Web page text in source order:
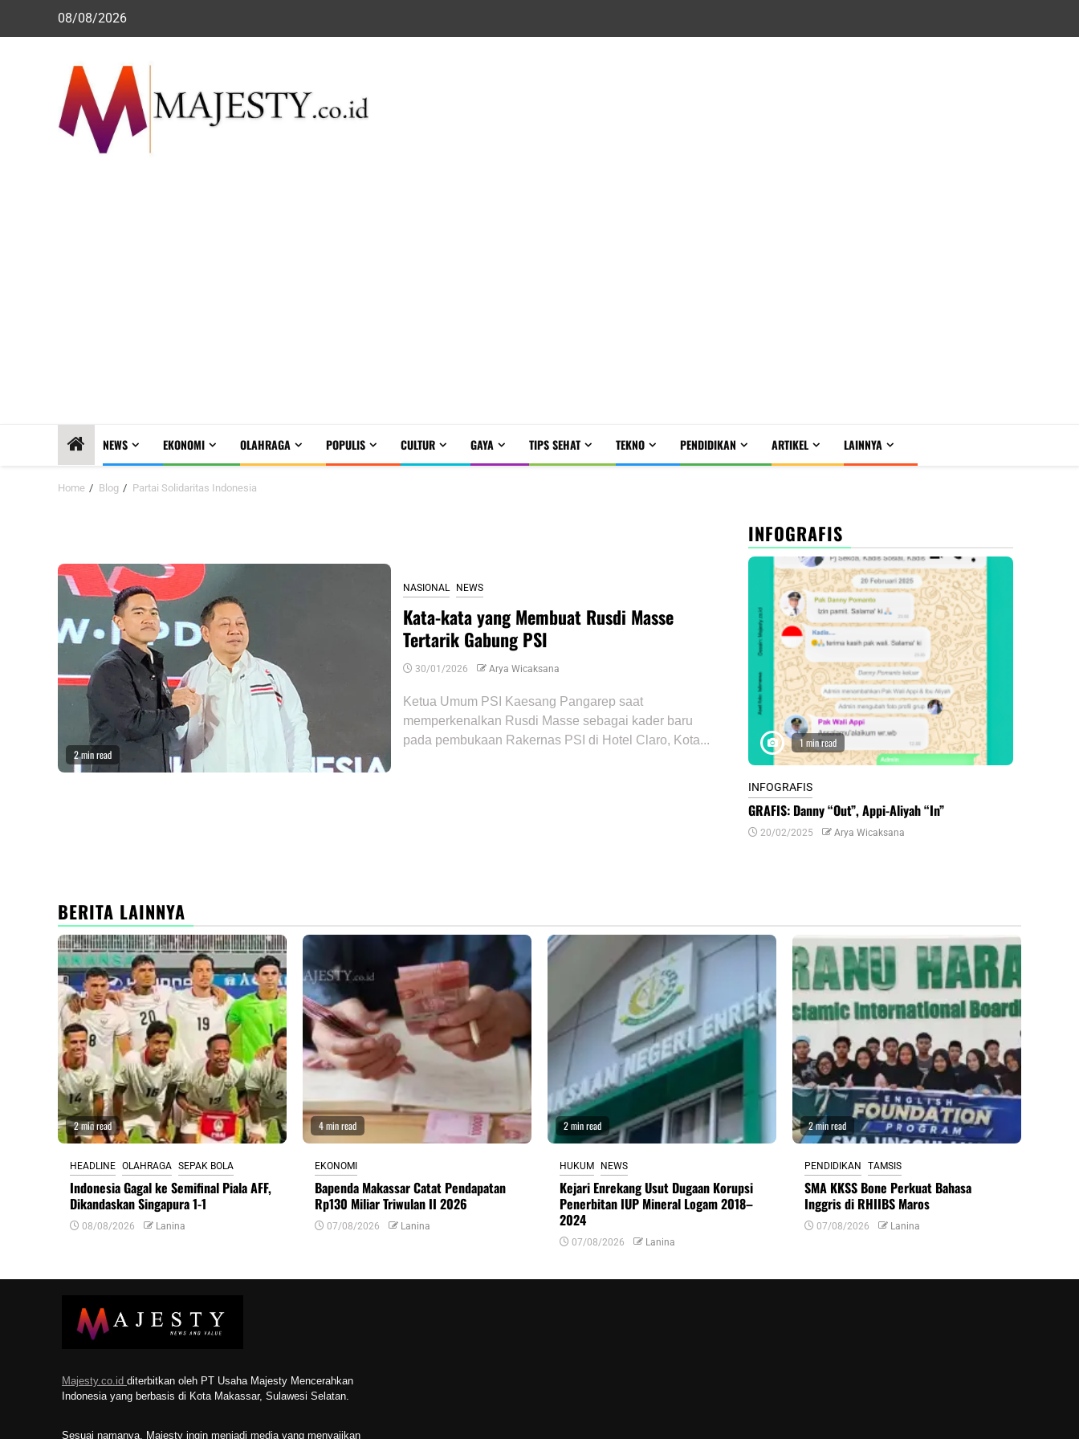
08/08/2026
NEWS EKONOMI OLAHRAGA POPULIS CULTUR GAYA TIPS SEHAT TEKNO PENDIDIKAN ARTIKEL LAINNYA
Home Blog Partai Solidaritas Indonesia
2 min read
NASIONAL NEWS
Kata-kata yang Membuat Rusdi Masse
Tertarik Gabung PSI
30/01/2026 Arya Wicaksana
Ketua Umum PSI Kaesang Pangarep saat
memperkenalkan Rusdi Masse sebagai kader baru
pada pembukaan Rakernas PSI di Hotel Claro, Kota...
INFOGRAFIS
1 min read
INFOGRAFIS
GRAFIS: Danny “Out”, Appi-Aliyah “In”
20/02/2025 Arya Wicaksana
BERITA LAINNYA
2 min read
HEADLINE OLAHRAGA SEPAK BOLA
Indonesia Gagal ke Semifinal Piala AFF,
Dikandaskan Singapura 1-1
08/08/2026 Lanina
4 min read
EKONOMI
Bapenda Makassar Catat Pendapatan
Rp130 Miliar Triwulan II 2026
07/08/2026 Lanina
2 min read
HUKUM NEWS
Kejari Enrekang Usut Dugaan Korupsi
Penerbitan IUP Mineral Logam 2018–
2024
07/08/2026 Lanina
2 min read
PENDIDIKAN TAMSIS
SMA KKSS Bone Perkuat Bahasa
Inggris di RHIIBS Maros
07/08/2026 Lanina
Majesty.co.id diterbitkan oleh PT Usaha Majesty Mencerahkan
Indonesia yang berbasis di Kota Makassar, Sulawesi Selatan.
Sesuai namanya, Majesty ingin menjadi media yang menyajikan